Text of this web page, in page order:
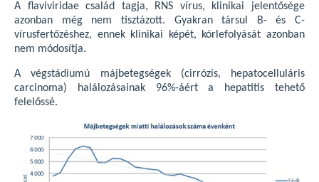
A flaviviridae család tagja, RNS vírus, klinikai jelentősége
azonban még nem tisztázott. Gyakran társul B- és C-
vírusfertőzéshez, ennek klinikai képét, kórlefolyását azonban
nem módosítja.
A végstádiumú májbetegségek (cirrózis, hepatocelluláris
carcinoma) halálozásainak 96%-áért a hepatitis tehető
felelőssé.